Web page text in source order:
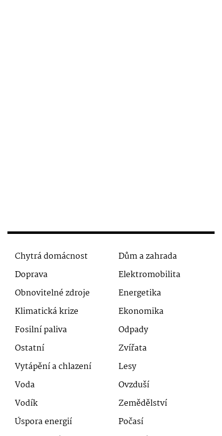
Chytrá domácnost
Dům a zahrada
Doprava
Elektromobilita
Obnovitelné zdroje
Energetika
Klimatická krize
Ekonomika
Fosilní paliva
Odpady
Ostatní
Zvířata
Vytápění a chlazení
Lesy
Voda
Ovzduší
Vodík
Zemědělství
Úspora energií
Počasí